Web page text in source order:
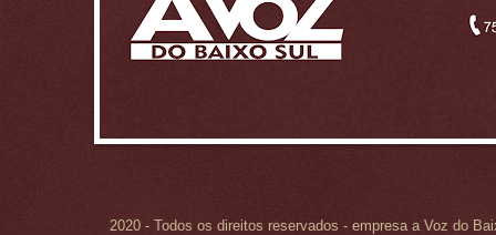
2020 - Todos os direitos reservados - empresa a Voz do